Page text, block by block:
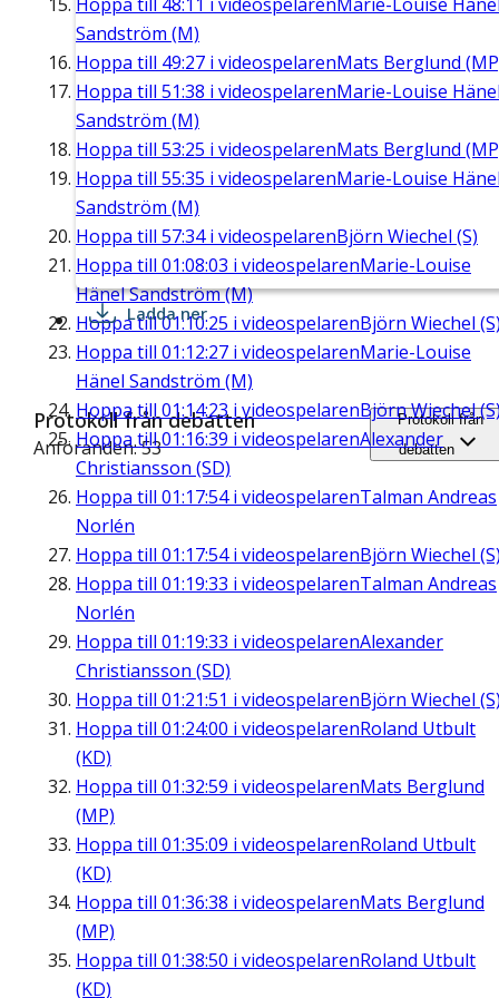
Sandström (M)
Hoppa till 49:27 i videospelarenMats Berglund
Hoppa till 51:38 i videospelarenMarie-Louise
Sandström (M)
Hoppa till 53:25 i videospelarenMats Berglund
Hoppa till 55:35 i videospelarenMarie-Louise
Sandström (M)
Hoppa till 57:34i videospelarenBjörn Wiechel (S)
Hoppa till 01:08:03 i videospelarenMarie-Louise
Hänel Sandström (M)
Hoppa till01:10:25 i videospelarenBjörn Wiechel
Hoppa till 01:12:27 i videospelarenMarie-Louise
Hänel Sandström (M)
Hoppa till 01:14:23 i videospelarenBjörn Wiechel
Hoppa till01:16:39 i videospelarenAlexander
Christiansson (SD)
Hoppa till 01:17:54i videospelarenTalman Andreas
Norlén
Hoppa till 01:17:54i videospelarenBjörn Wiechel
Hoppa till 01:19:33 i videospelarenTalman Andreas
Norlén
Hoppa till 01:19:33 i videospelarenAlexander
Christiansson (SD)
Hoppa till 01:21:51 i videospelarenBjörn Wiechel
Hoppa till 01:24:00 i videospelarenRoland Utbult
(KD)
Hoppa till 01:32:59 i videospelarenMats Berglund
(MP)
Hoppa till 01:35:09 i videospelarenRoland Utbult
(KD)
Hoppa till 01:36:38 i videospelarenMats Berglund
(MP)
Hoppa till 01:38:50 i videospelarenRoland Utbult
(KD)
Ladda ner
Protokoll från debatten
Anföranden: 53
Protokoll från
debatten